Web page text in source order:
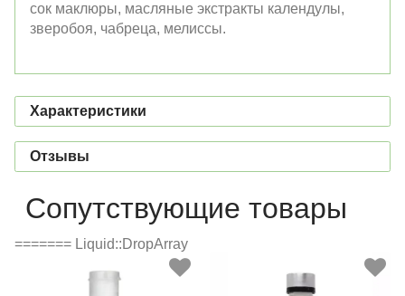
сок маклюры, масляные экстракты календулы,
зверобоя, чабреца, мелиссы.
Характеристики
Отзывы
Сопутствующие товары
======= Liquid::DropArray